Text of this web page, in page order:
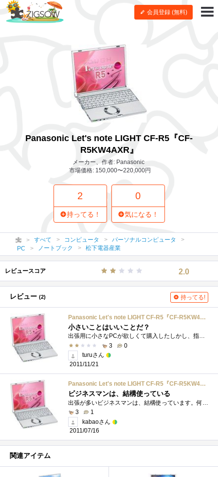
会員登録 (無料)
Panasonic Let's note LIGHT CF-R5『CF-
R5KW4AXR』
メーカー、作者: Panasonic
市場価格: 150,000〜220,000円
2
持ってる！
0
気になる！
すべて コンピュータ
パーソナルコンピュータ
PC
ノートブック 松下電器産業
レビュースコア 2.0
レビュー (2) 持ってる!
Panasonic Let's note LIGHT CF-R5『CF-R5KW4AXR』
小さいことはいいことだ？
出張用に小さなPCが欲しくて購入したしかし、指の大きな私にはこのキーボードは小さすぎるやはり、可搬性は多少無視しても、ワンランク上のサ...
3
0
turuさん
2011/11/21
Panasonic Let's note LIGHT CF-R5『CF-R5KW4AXR』
ビジネスマンは、結構使っている
3
1
kabaoさん
2011/07/16
関連アイテム